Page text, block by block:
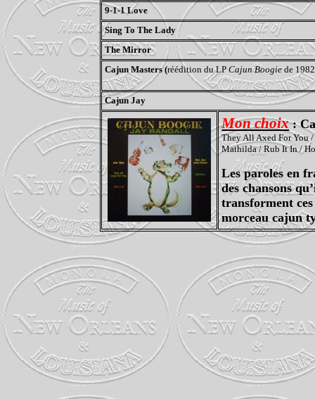
9-1-1 Love
Sing To The Lady
The Mirror
Cajun Masters (réédition du LPCajun Boogie de
Cajun Jay
Mon choix :
They All Axed For You
Mathilda / Rub It In /
Les paroles en
des chansons
transforment
morceau cajun